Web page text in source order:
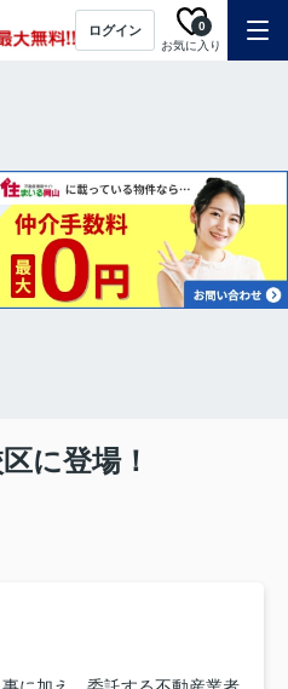
ログイン
お気に入り
0
に登場！